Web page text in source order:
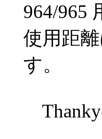
964/965
使用距
す。